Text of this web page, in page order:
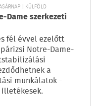
| KÜLFÖLD
Dame szerkezeti
fél évvel ezelőtt
Notre-Dame-
a
munkálatok -